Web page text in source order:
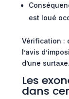
est loué
Vérification :
l’avis
d’une surtaxe.
Les
dans